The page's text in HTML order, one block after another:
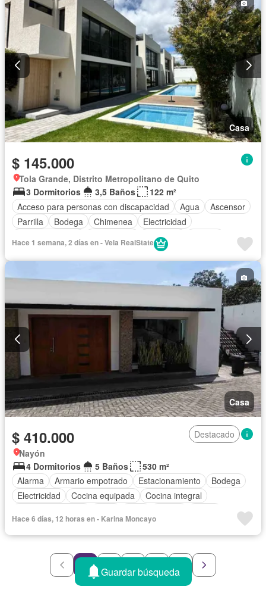
Vista panorámica
Casa
$ 145.000
Tola Grande, Distrito Metropolitano de Quito
3 Dormitorios
3,5 Baños
122 m²
Acceso para personas con discapacidad
Agua
Ascensor
Parrilla
Bodega Chimenea
Electricidad
Gimnasio
Terraza
Hace 1 semana, 2 días en - Vela RealState
Casa
$ 410.000
Destacado
Nayón
4 Dormitorios
5 Baños
530 m²
Alarma
Armario empotrado Estacionamiento
Bodega
Electricidad
Cocina equipada
Cocina integral
Vista panorámica
Sin amoblar
Hace 6 días, 12 horas en - Karina Moncayo
Guardar búsqueda